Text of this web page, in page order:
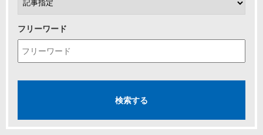
フリーワード